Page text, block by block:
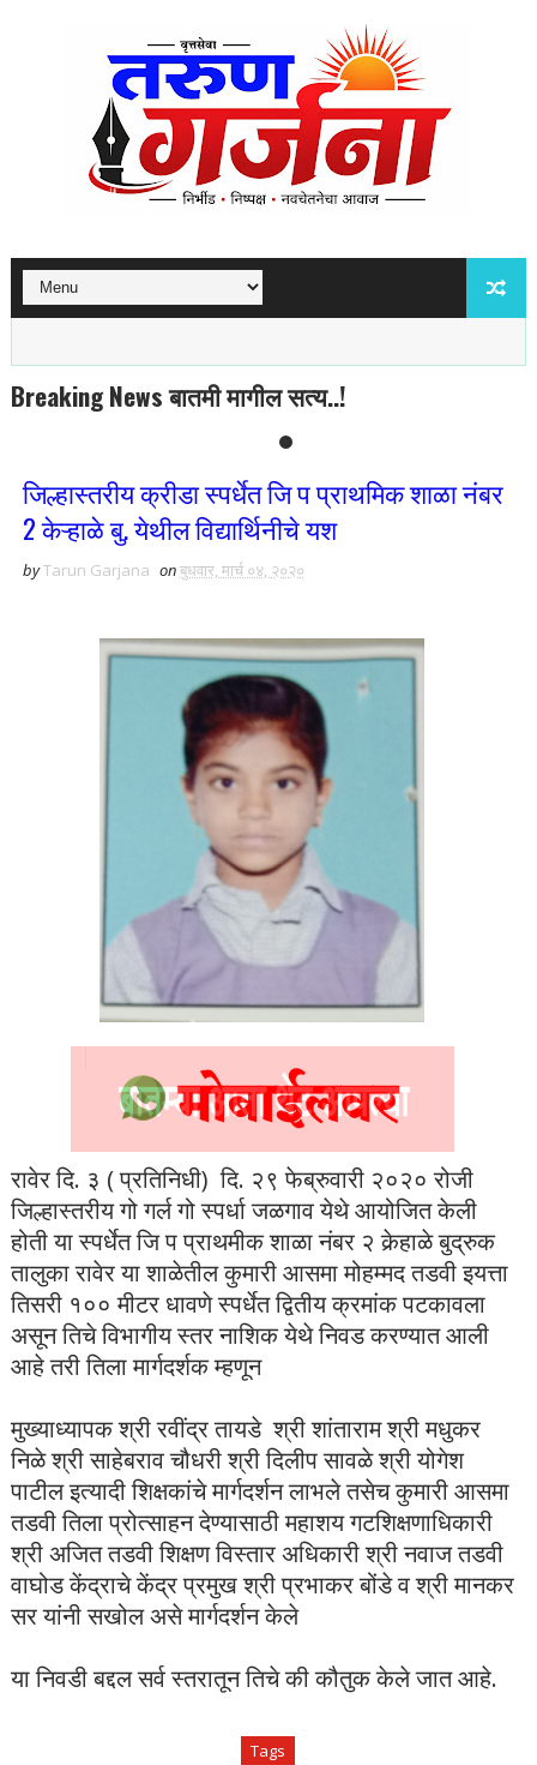
Breaking News बातमी मागील सत्य..!
जिल्हास्तरीय क्रीडा स्पर्धेत जि प प्राथमिक शाळा नंबर
2 केऱ्हाळे बु. येथील विद्यार्थिनीचे यश
byTarun Garjana onबुधवार, मार्च ०४, २०२०
रावेर दि. ३ ( प्रतिनिधी) दि. २९ फेब्रुवारी २०२० रोजी
जिल्हास्तरीय गो गर्ल गो स्पर्धा जळगाव येथे आयोजित केली
होती या स्पर्धेत जि प प्राथमीक शाळा नंबर २ केर्‍हाळे बुद्रुक
तालुका रावेर या शाळेतील कुमारी आसमा मोहम्मद तडवी इयत्ता
तिसरी १०० मीटर धावणे स्पर्धेत द्वितीय क्रमांक पटकावला
असून तिचे विभागीय स्तर नाशिक येथे निवड करण्यात आली
आहे तरी तिला मार्गदर्शक म्हणून
मुख्याध्यापक श्री रवींद्र तायडे श्री शांताराम श्री मधुकर
निळे श्री साहेबराव चौधरी श्री दिलीप सावळे श्री योगेश
पाटील इत्यादी शिक्षकांचे मार्गदर्शन लाभले तसेच कुमारी आसमा
तडवी तिला प्रोत्साहन देण्यासाठी महाशय गटशिक्षणाधिकारी
श्री अजित तडवी शिक्षण विस्तार अधिकारी श्री नवाज तडवी
वाघोड केंद्राचे केंद्र प्रमुख श्री प्रभाकर बोंडे व श्री मानकर
सर यांनी सखोल असे मार्गदर्शन केले
या निवडी बद्दल सर्व स्तरातून तिचे की कौतुक केले जात आहे.
Tags